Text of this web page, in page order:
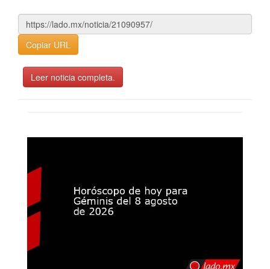
Copiar URL
Leer noticia completa.